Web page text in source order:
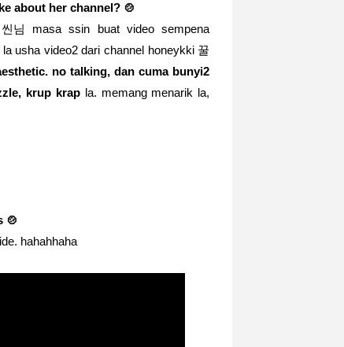
about her channel? 🍲
님 masa ssin buat video sempena
usha video2 dari channel honeykki 꿀
no talking, dan cuma bunyi2
krup krap la. memang menarik la,
🍲
hahahhaha